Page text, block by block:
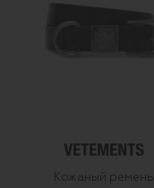
Кожаный ремень